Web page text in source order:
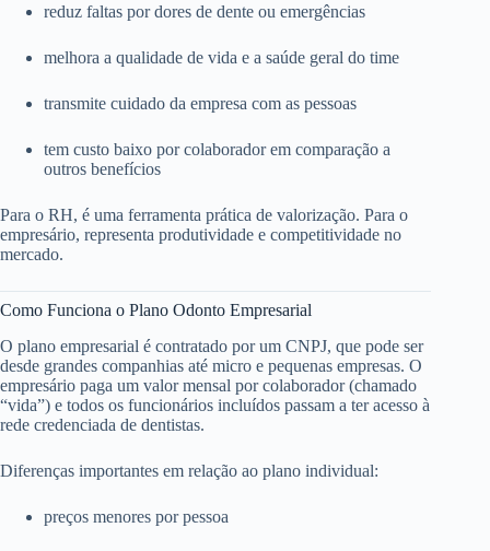
reduz faltas por dores de dente ou emergências
melhora a qualidade de vida e a saúde geral do time
transmite cuidado da empresa com as pessoas
tem custo baixo por colaborador em comparação a
outros benefícios
Para o RH, é uma ferramenta prática de valorização. Para o
empresário, representa produtividade e competitividade no
mercado.
Como Funciona o Plano Odonto Empresarial
O plano empresarial é contratado por um CNPJ, que pode ser
desde grandes companhias até micro e pequenas empresas. O
empresário paga um valor mensal por colaborador (chamado
“vida”) e todos os funcionários incluídos passam a ter acesso à
rede credenciada de dentistas.
Diferenças importantes em relação ao plano individual:
preços menores por pessoa